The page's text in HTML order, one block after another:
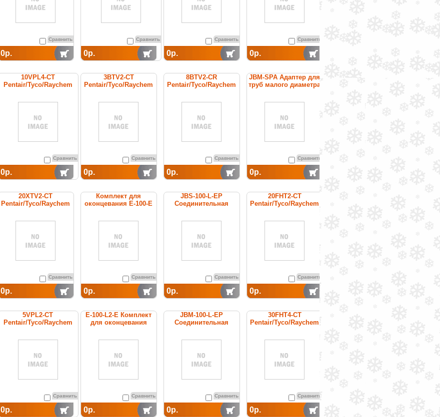
Сравнить
0р.
Сравнить
0р.
Сравнить
0р.
Сравнить
0р.
10VPL4-CT
Pentair/Tyco/Raychem
Сравнить
0р.
3BTV2-CT
Pentair/Tyco/Raychem
Сравнить
0р.
8BTV2-CR
Pentair/Tyco/Raychem
Сравнить
0р.
JBM-SPA Адаптер для
труб малого диаметра
Сравнить
0р.
20XTV2-CT
Pentair/Tyco/Raychem
Сравнить
0р.
Комплект для
оконцевания E-100-E
Сравнить
0р.
JBS-100-L-EP
Соединительная
Сравнить
0р.
20FHT2-CT
Pentair/Tyco/Raychem
Сравнить
0р.
5VPL2-CT
Pentair/Tyco/Raychem
Сравнить
0р.
E-100-L2-E Комплект
для оконцевания
Сравнить
0р.
JBM-100-L-EP
Соединительная
Сравнить
0р.
30FHT4-CT
Pentair/Tyco/Raychem
Сравнить
0р.